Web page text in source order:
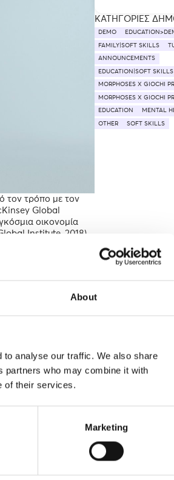
About
analyse our traffic. We also share
partners who may combine it with
of their services.
Marketing
τον τρόπο με τον
Global
οικονομία
Institute, 2018).
λύσεις σε
διαπρέψουν στο
δεν είναι αρκετές,
πιο γρήγορα από
Ποιες
λήψη αποφάσεων, η
Forum,
Επανάσταση
να συμβαδίζουν
όπως η
γνώσης και την
ΚΑΤΗΓΟΡΊΕΣ
DEMO
FAMILY|SOFT SKILLS
ANNOUNCEMENTS
EDUCATION|SOFT SKILLS
MORPHOSES X GIOCHI
MORPHOSES X GIOCHI
EDUCATION MENTAL
OTHER SOFT SKILLS